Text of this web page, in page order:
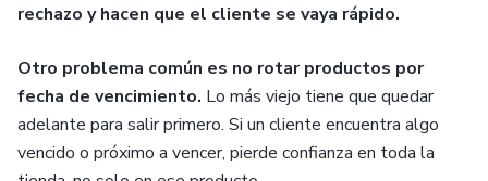
rechazo y hacen que el cliente se vaya rápido.
Otro problema común es no rotar productos por
fecha de vencimiento. Lo más viejo tiene que quedar
adelante para salir primero. Si un cliente encuentra algo
vencido o próximo a vencer, pierde confianza en toda la